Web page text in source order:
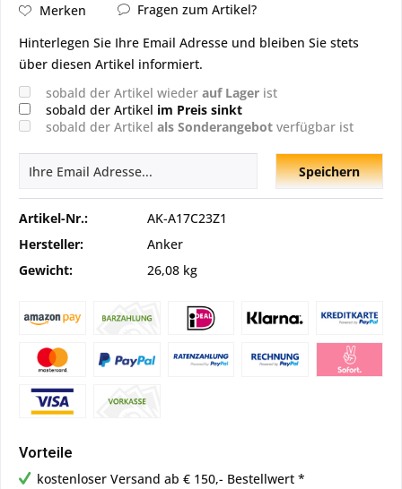
Merken
Fragen zum Artikel?
Hinterlegen Sie Ihre Email Adresse und bleiben Sie stets
über diesen Artikel informiert.
sobald der Artikel wieder auf Lager ist
sobald der Artikel im Preis sinkt
sobald der Artikel als Sonderangebot verfügbar ist
Speichern
Artikel-Nr.:
AK-A17C23Z1
Hersteller:
Anker
Gewicht:
26,08 kg
Vorteile
kostenloser Versand ab € 150,- Bestellwert *